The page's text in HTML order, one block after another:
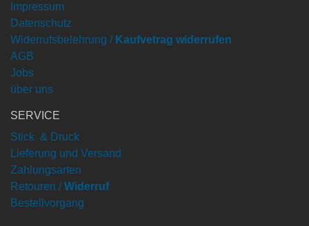
Impressum
Datenschutz
Widerrufsbelehrung / Kaufvetrag widerrufen
AGB
Jobs
über uns
SERVICE
Stick & Druck
Lieferung und Versand
Zahlungsarten
Retouren / Widerruf
Bestellvorgang